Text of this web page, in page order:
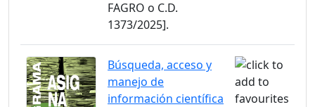
FAGRO o C.D.
1373/2025].
Búsqueda, acceso y
manejo de
información científica